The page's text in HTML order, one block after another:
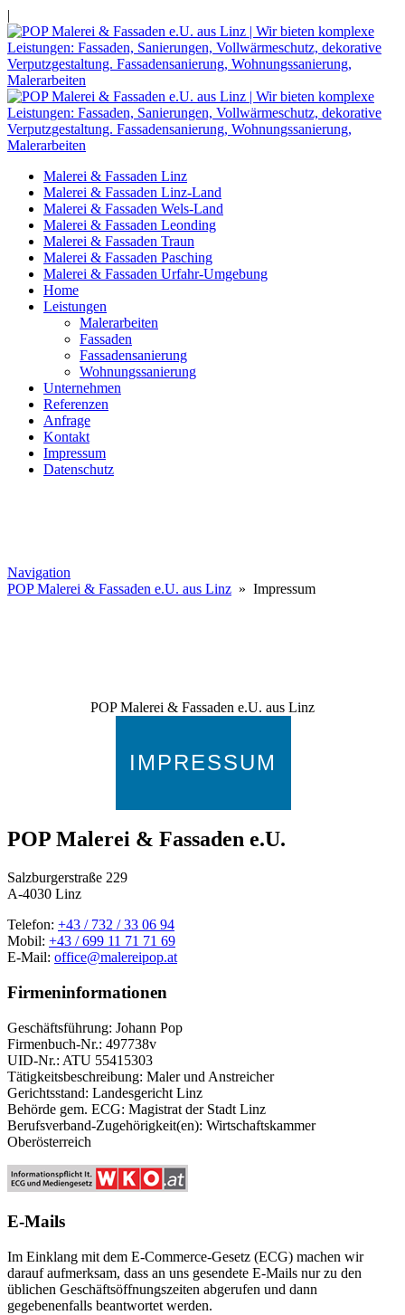
|
Malerei & Fassaden Linz
Malerei & Fassaden Linz-Land
Malerei & Fassaden Wels-Land
Malerei & Fassaden Leonding
Malerei & Fassaden Traun
Malerei & Fassaden Pasching
Malerei & Fassaden Urfahr-Umgebung
Home
Leistungen
Malerarbeiten
Fassaden
Fassadensanierung
Wohnungssanierung
Unternehmen
Referenzen
Anfrage
Kontakt
Impressum
Datenschutz
Navigation
POP Malerei & Fassaden e.U. aus Linz » Impressum
POP Malerei & Fassaden e.U. aus Linz
IMPRESSUM
POP Malerei & Fassaden e.U.
Salzburgerstraße 229
A-4030 Linz
Telefon: +43 / 732 / 33 06 94
Mobil: +43 / 699 11 71 71 69
E-Mail: office@malereipop.at
Firmeninformationen
Geschäftsführung: Johann Pop
Firmenbuch-Nr.: 497738v
UID-Nr.: ATU 55415303
Tätigkeitsbeschreibung: Maler und Anstreicher
Gerichtsstand: Landesgericht Linz
Behörde gem. ECG: Magistrat der Stadt Linz
Berufsverband-Zugehörigkeit(en): Wirtschaftskammer
Oberösterreich
E-Mails
Im Einklang mit dem E-Commerce-Gesetz (ECG) machen wir
darauf aufmerksam, dass an uns gesendete E-Mails nur zu den
üblichen Geschäftsöffnungszeiten abgerufen und dann
gegebenenfalls beantwortet werden.